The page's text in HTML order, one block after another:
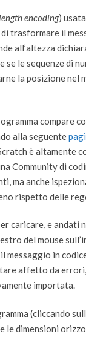
encoding)
trasformare il
all’altezza
le sequenze di
la posizione nel
compare
alla seguente
è altamente
Community di
ma anche
rispetto delle
caricare, e andati
del mouse
messaggio in
affetto da
importata.
(cliccando
le dimensioni